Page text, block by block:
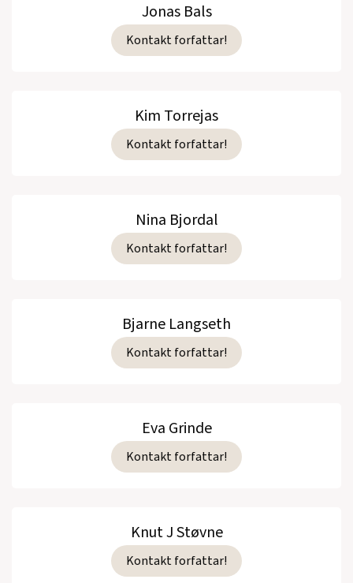
Jonas Bals
Kontakt forfattar!
Kim Torrejas
Kontakt forfattar!
Nina Bjordal
Kontakt forfattar!
Bjarne Langseth
Kontakt forfattar!
Eva Grinde
Kontakt forfattar!
Knut J Støvne
Kontakt forfattar!